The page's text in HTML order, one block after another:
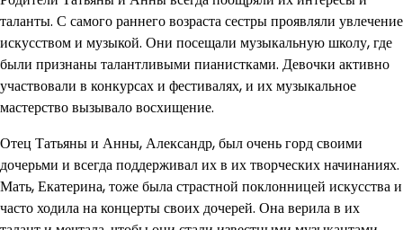
таланты. С самого раннего возраста сестры проявляли увлечение
искусством и музыкой. Они посещали музыкальную школу, где
были признаны талантливыми пианистками. Девочки активно
участвовали в конкурсах и фестивалях, и их музыкальное
мастерство вызывало восхищение.
Отец Татьяны и Анны, Александр, был очень горд своими
дочерьми и всегда поддерживал их в их творческих начинаниях.
Мать, Екатерина, тоже была страстной поклонницей искусства и
часто ходила на концерты своих дочерей. Она верила в их